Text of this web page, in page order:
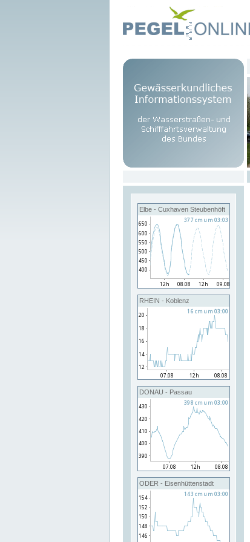
Elbe - Cuxhaven Steubenhöft
RHEIN - Koblenz
DONAU - Passau
ODER - Eisenhüttenstadt